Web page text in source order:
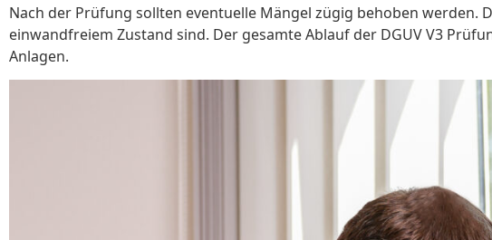
Nach der Prüfung sollten eventuelle Mängel zügig behoben werden.
einwandfreiem Zustand sind. Der gesamte Ablauf der DGUV V3
Anlagen.